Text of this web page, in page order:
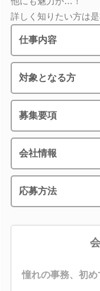
詳しく知りたい方は
仕事内容
対象となる方
募集要項
会社情報
応募方法
憧れの事務、初